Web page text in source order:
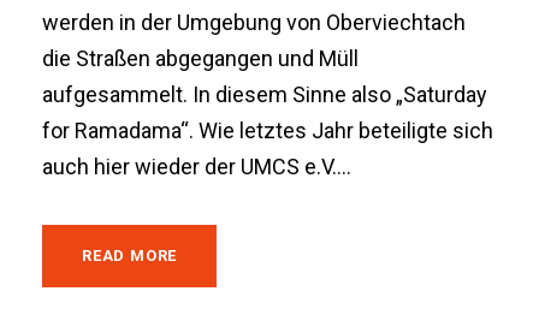
werden in der Umgebung von Oberviechtach
die Straßen abgegangen und Müll
aufgesammelt. In diesem Sinne also „Saturday
for Ramadama“. Wie letztes Jahr beteiligte sich
auch hier wieder der UMCS e.V....
READ MORE